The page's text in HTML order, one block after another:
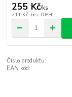
255 Kč/ks
211 Kč bez DPH
Číslo produktu:
EAN kód: